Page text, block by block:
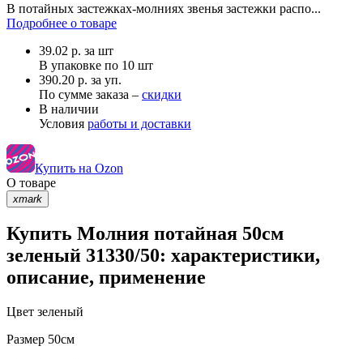
В потайных застежках-молниях звенья застежки распо...
Подробнее о товаре
39.02 р. за шт
В упаковке по 10 шт
390.20 р. за уп.
По сумме заказа – скидки
В наличии
Условия работы и доставки
Купить на Ozon
О товаре
xmark
Купить Молния потайная 50см
зеленый 31330/50: характеристики,
описание, применение
Цвет зеленый
Размер 50см